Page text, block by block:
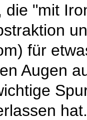
die "mit
für
Augen